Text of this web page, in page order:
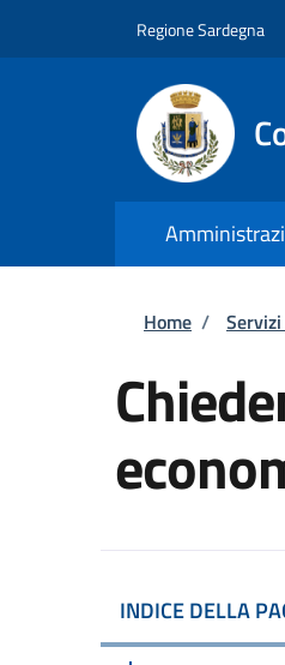
Regione Sardegna
Home /
INDICE DELLA